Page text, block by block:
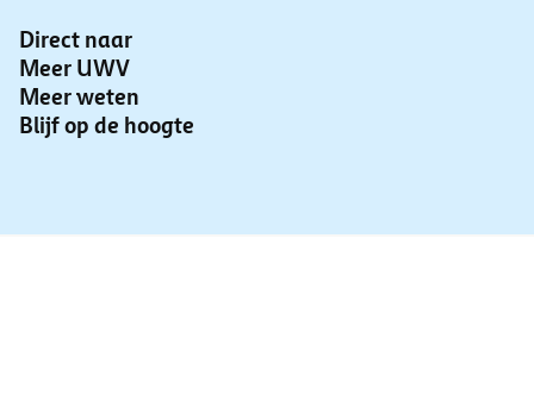
Direct naar
Meer UWV
Meer weten
Blijf op de hoogte